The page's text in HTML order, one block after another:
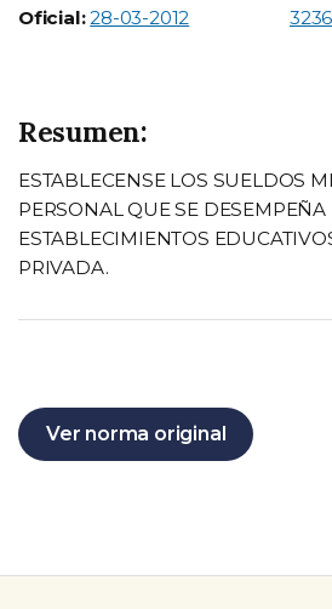
Oficial: 28-03-2012
Resumen:
ESTABLECENSE LOS SUELDOS
PERSONAL QUE SE DESEMPEÑA
ESTABLECIMIENTOS
PRIVADA.
Ver norma original